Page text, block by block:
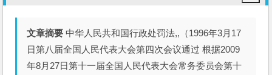
文章摘要 中华人民共和国行政处罚法,,（1996年3月17
日第八届全国人民代表大会第四次会议通过 根据2009
年8月27日第十一届全国人民代表大会常务委员会第十